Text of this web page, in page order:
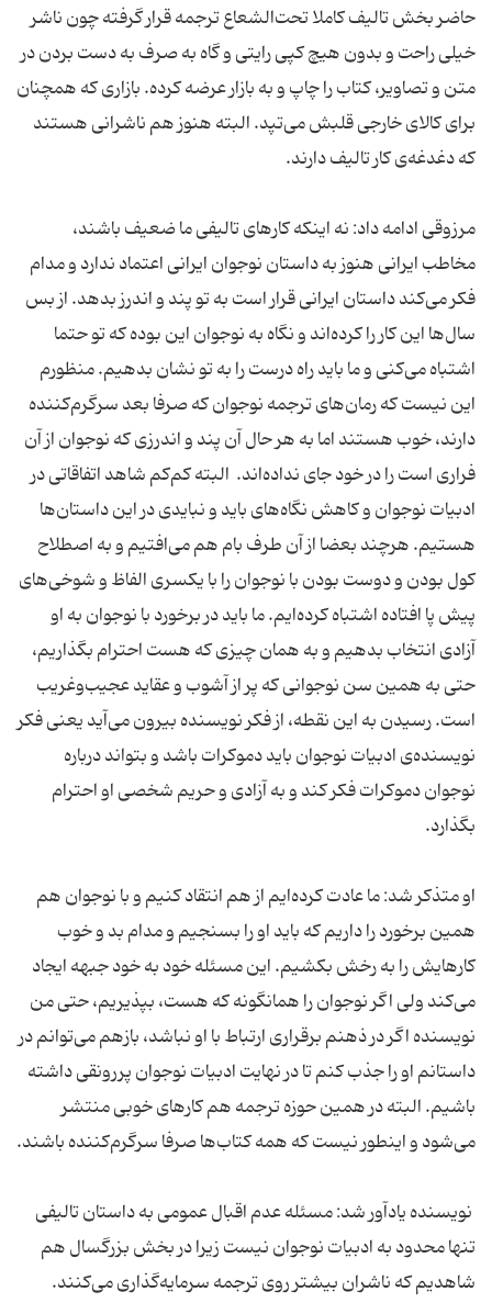
حاضر بخش تالیف کاملا تحت‌الشعاع ترجمه قرار گرفته چون ناشر
خیلی راحت و بدون هیچ کپی رایتی و گاه به صرف به دست بردن در
متن و تصاویر، کتاب را چاپ و به بازار عرضه کرده. بازاری که همچنان
برای کالای خارجی قلبش می‌تپد. البته هنوز هم ناشرانی هستند
که دغدغه‌ی کار تالیف دارند.
مرزوقی ادامه داد: نه اینکه کارهای تالیفی ما ضعیف باشند،
مخاطب ایرانی هنوز به داستان نوجوان ایرانی اعتماد ندارد و مدام
فکر می‌کند داستان ایرانی قرار است به تو پند و اندرز بدهد. از بس
سال‌ها این کار را کرده‌اند و نگاه به نوجوان این بوده که تو حتما
اشتباه می‌کنی و ما باید راه درست را به تو نشان بدهیم. منظورم
این نیست که رمان‌های ترجمه نوجوان که صرفا بعد سرگرم‌کننده
دارند، خوب هستند اما به هر حال آن پند و اندرزی که نوجوان از آن
فراری است را در خود جای نداده‌اند. البته کم‌کم شاهد اتفاقاتی در
ادبیات نوجوان و کاهش نگاه‌های باید و نبایدی در این داستان‌ها
هستیم. هرچند بعضا از آن طرف بام هم می‌افتیم و به اصطلاح
کول بودن و دوست بودن با نوجوان را با یکسری الفاظ و شوخی‌های
پیش پا افتاده اشتباه کرده‌ایم. ما باید در برخورد با نوجوان به او
آزادی انتخاب بدهیم و به همان چیزی که هست احترام بگذاریم،
حتی به همین سن نوجوانی که پر از آشوب و عقاید عجیب‌وغریب
است. رسیدن به این نقطه، از فکر نویسنده بیرون می‌آید یعنی فکر
نویسنده‌ی ادبیات نوجوان باید دموکرات باشد و بتواند درباره
نوجوان دموکرات فکر کند و به آزادی و حریم شخصی او احترام
بگذارد.
او متذکر شد: ما عادت کرده‌ایم از هم انتقاد کنیم و با نوجوان هم
همین برخورد را داریم که باید او را بسنجیم و مدام بد و خوب
کارهایش را به رخش بکشیم. این مسئله خود به خود جبهه ایجاد
می‌کند ولی اگر نوجوان را همانگونه که هست، بپذیریم، حتی من
نویسنده اگر در ذهنم برقراری ارتباط با او نباشد، بازهم می‌توانم در
داستانم او را جذب کنم تا در نهایت ادبیات نوجوان پررونقی داشته
باشیم. البته در همین حوزه ترجمه هم کارهای خوبی منتشر
می‌شود و اینطور نیست که همه کتاب‌ها صرفا سرگرم‌کننده باشند.
نویسنده یادآور شد: مسئله عدم اقبال عمومی به داستان تالیفی
تنها محدود به ادبیات نوجوان نیست زیرا در بخش بزرگسال هم
شاهدیم که ناشران بیشتر روی ترجمه سرمایه‌گذاری می‌کنند.